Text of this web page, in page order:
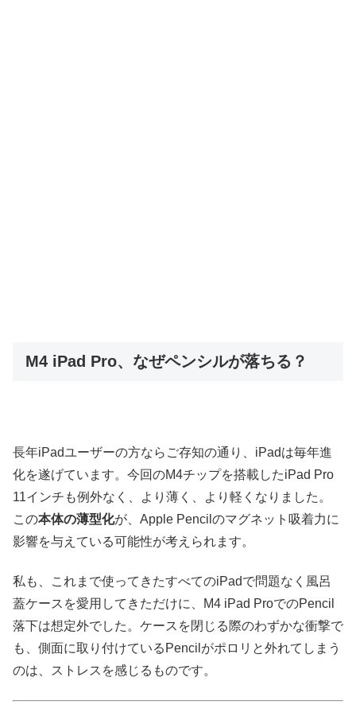
M4 iPad Pro、なぜペンシルが落ちる？
長年iPadユーザーの方ならご存知の通り、iPadは毎年進
化を遂げています。今回のM4チップを搭載したiPad Pro
11インチも例外なく、より薄く、より軽くなりました。
この本体の薄型化が、Apple Pencilのマグネット吸着力に
影響を与えている可能性が考えられます。
私も、これまで使ってきたすべてのiPadで問題なく風呂
蓋ケースを愛用してきただけに、M4 iPad ProでのPencil
落下は想定外でした。ケースを閉じる際のわずかな衝撃で
も、側面に取り付けているPencilがポロリと外れてしまう
のは、ストレスを感じるものです。